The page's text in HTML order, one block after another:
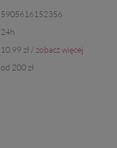
5905616152356
24h
10.99 zł /zobacz więcej
od 200 zł